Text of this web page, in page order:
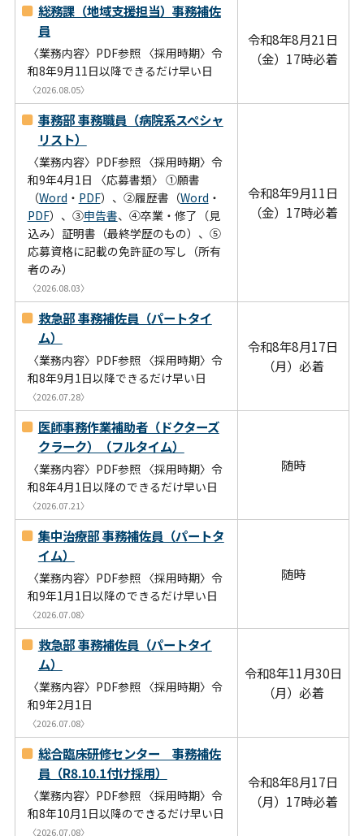
総務課（地域支援担当）事務補佐
員
〈業務内容〉PDF参照 〈採用時期〉令
和8年9月11日以降できるだけ早い日
〈2026.08.05〉
令和8年8月21日
（金）17時必着
事務部 事務職員（病院系スペシャ
リスト）
〈業務内容〉PDF参照 〈採用時期〉令
和9年4月1日 〈応募書類〉 ①願書
（Word ・ PDF）、②履歴書（Word ・
PDF）、③申告書、④卒業・修了（見
込み）証明書（最終学歴のもの）、⑤
応募資格に記載の免許証の写し（所有
者のみ）
〈2026.08.03〉
令和8年9月11日
（金）17時必着
救急部 事務補佐員（パートタイ
ム）
〈業務内容〉PDF参照 〈採用時期〉令
和8年9月1日以降できるだけ早い日
〈2026.07.28〉
令和8年8月17日
（月）必着
医師事務作業補助者（ドクターズ
クラーク）（フルタイム）
〈業務内容〉PDF参照 〈採用時期〉令
和8年4月1日以降のできるだけ早い日
〈2026.07.21〉
随時
集中治療部 事務補佐員（パートタ
イム）
〈業務内容〉PDF参照 〈採用時期〉令
和9年1月1日以降のできるだけ早い日
〈2026.07.08〉
随時
救急部 事務補佐員（パートタイ
ム）
〈業務内容〉PDF参照 〈採用時期〉令
和9年2月1日
〈2026.07.08〉
令和8年11月30日
（月）必着
総合臨床研修センター 事務補佐
員（R8.10.1付け採用）
〈業務内容〉PDF参照 〈採用時期〉令
和8年10月1日以降のできるだけ早い日
〈2026.07.08〉
令和8年8月17日
（月）17時必着